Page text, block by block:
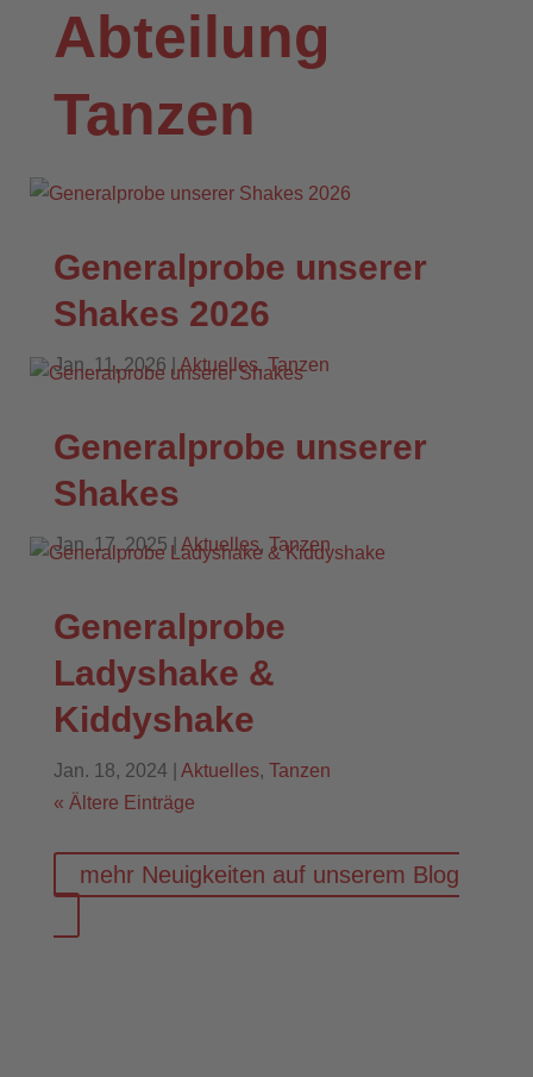
Abteilung
Tanzen
Generalprobe unserer
Shakes 2026
Jan. 11, 2026 |Aktuelles,Tanzen
Generalprobe unserer
Shakes
Jan. 17, 2025 | Aktuelles, Tanzen
Generalprobe
Ladyshake &
Kiddyshake
Jan. 18, 2024 Aktuelles, Tanzen
« Ältere Einträge
mehr Neuigkeiten auf unserem Blog